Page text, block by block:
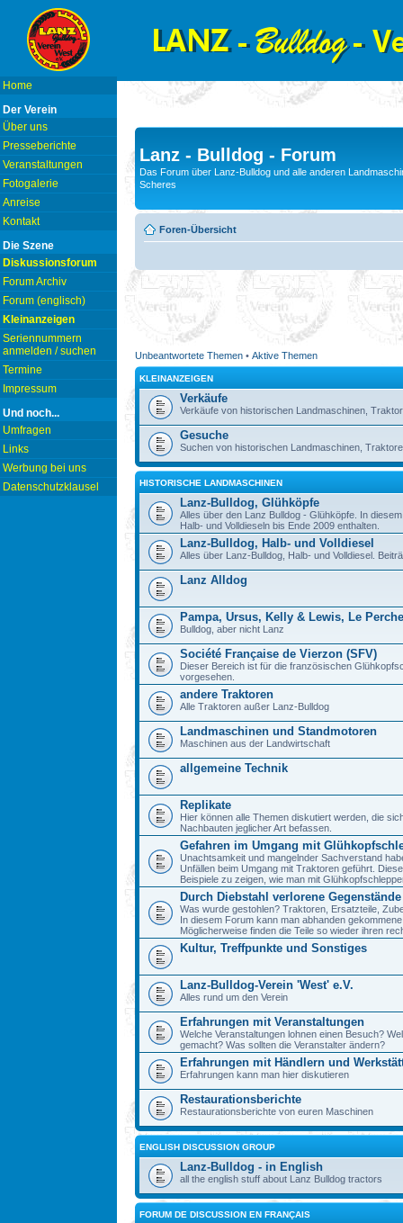
Home
Der Verein
Über uns
Presseberichte
Veranstaltungen
Fotogalerie
Anreise
Kontakt
Die Szene
Diskussionsforum
Forum Archiv
Forum (englisch)
Kleinanzeigen
Seriennummern
anmelden / suchen
Termine
Impressum
Und noch...
Umfragen
Links
Werbung bei uns
Datenschutzklausel
Lanz - Bulldog - Forum
Das Forum über Lanz-Bulldog und alle anderen
Scheres
Foren-Übersicht
Unbeantwortete Themen • Aktive Themen
KLEINANZEIGEN
Verkäufe
Verkäufe von historischen Landmaschinen,
Gesuche
Suchen von historischen Landmaschinen,
HISTORISCHE LANDMASCHINEN
Lanz-Bulldog, Glühköpfe
Alles über den Lanz Bulldog - Glühköpfe. In
Halb- und Volldieseln bis Ende 2009 enthalten.
Lanz-Bulldog, Halb- und Volldiesel
Alles über Lanz-Bulldog, Halb- und Volldiesel.
Lanz Alldog
Pampa, Ursus, Kelly & Lewis, Le
Bulldog, aber nicht Lanz
Société Française de Vierzon (SFV)
Dieser Bereich ist für die französischen
vorgesehen.
andere Traktoren
Alle Traktoren außer Lanz-Bulldog
Landmaschinen und Standmotoren
Maschinen aus der Landwirtschaft
allgemeine Technik
Replikate
Hier können alle Themen diskutiert werden, die
Nachbauten jeglicher Art befassen.
Gefahren im Umgang mit
Unachtsamkeit und mangelnder Sachverstand
Unfällen beim Umgang mit Traktoren geführt.
Beispiele zu zeigen, wie man mit
Durch Diebstahl verlorene Gegenstände
Was wurde gestohlen? Traktoren, Ersatzteile,
In diesem Forum kann man abhanden
Möglicherweise finden die Teile so wieder ihren
Kultur, Treffpunkte und Sonstiges
Lanz-Bulldog-Verein 'West' e.V.
Alles rund um den Verein
Erfahrungen mit Veranstaltungen
Welche Veranstaltungen lohnen einen Besuch?
gemacht? Was sollten die Veranstalter ändern?
Erfahrungen mit Händlern und
Erfahrungen kann man hier diskutieren
Restaurationsberichte
Restaurationsberichte von euren Maschinen
ENGLISH DISCUSSION GROUP
Lanz-Bulldog - in English
all the english stuff about Lanz Bulldog tractors
FORUM DE DISCUSSION EN FRANÇAIS